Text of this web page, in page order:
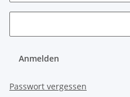
Anmelden
Passwort vergessen